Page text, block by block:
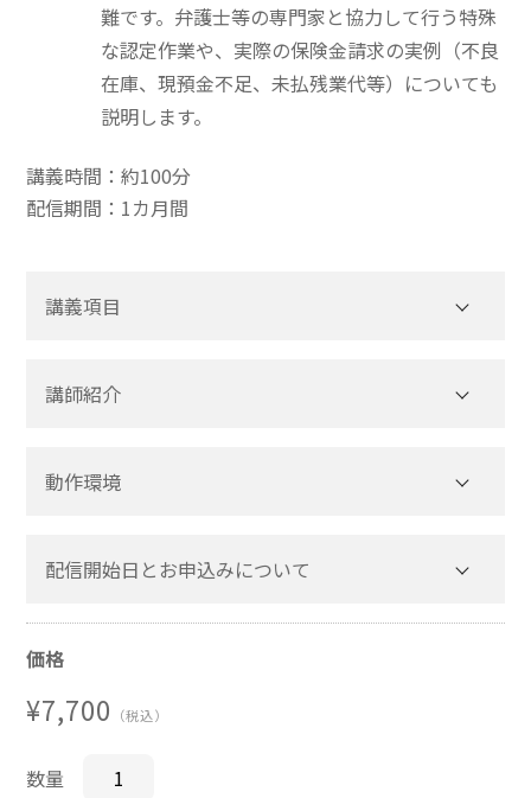
難です。弁護士等の専門家と協力して行う特殊
な認定作業や、実際の保険金請求の実例（不良
在庫、現預金不足、未払残業代等）についても
説明します。
講義時間：約100分
配信期間：1カ月間
講義項目
講師紹介
動作環境
配信開始日とお申込みについて
価格
¥7,700 （税込）
数量